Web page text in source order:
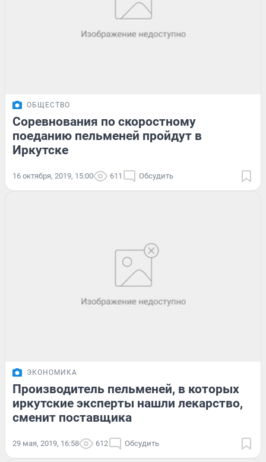
ОБЩЕСТВО
Соревнования по скоростному
поеданию пельменей пройдут в
Иркутске
16 октября, 2019, 15:00 611 Обсудить
ЭКОНОМИКА
Производитель пельменей, в которых
иркутские эксперты нашли лекарство,
сменит поставщика
29 мая, 2019, 16:58 612 Обсудить